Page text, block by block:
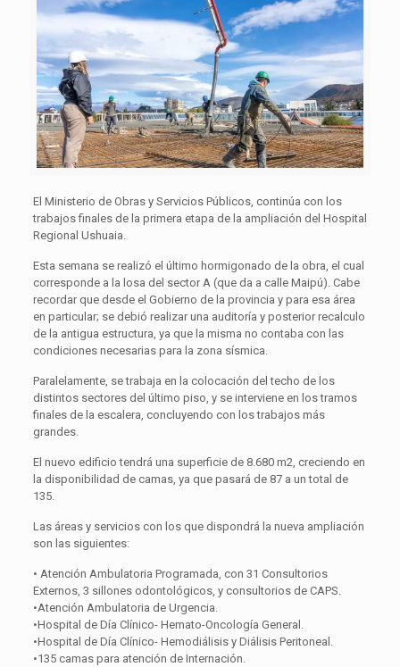
El Ministerio de Obras y Servicios Públicos, continúa con los
trabajos finales de la primera etapa de la ampliación del Hospital
Regional Ushuaia.
Esta semana se realizó el último hormigonado de la obra, el cual
corresponde a la losa del sector A (que da a calle Maipú). Cabe
recordar que desde el Gobierno de la provincia y para esa área
en particular; se debió realizar una auditoría y posterior recalculo
de la antigua estructura, ya que la misma no contaba con las
condiciones necesarias para la zona sísmica.
Paralelamente, se trabaja en la colocación del techo de los
distintos sectores del último piso, y se interviene en los tramos
finales de la escalera, concluyendo con los trabajos más
grandes.
El nuevo edificio tendrá una superficie de 8.680 m2, creciendo en
la disponibilidad de camas, ya que pasará de 87 a un total de
135.
Las áreas y servicios con los que dispondrá la nueva ampliación
son las siguientes:
• Atención Ambulatoria Programada, con 31 Consultorios
Externos, 3 sillones odontológicos, y consultorios de CAPS.
•Atención Ambulatoria de Urgencia.
•Hospital de Día Clínico- Hemato-Oncología General.
•Hospital de Día Clínico- Hemodiálisis y Diálisis Peritoneal.
•135 camas para atención de Internación.